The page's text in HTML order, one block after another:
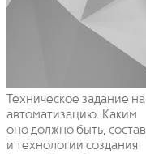
Техническое задание на
автоматизацию. Каким
оно должно быть, состав
и технологии создания